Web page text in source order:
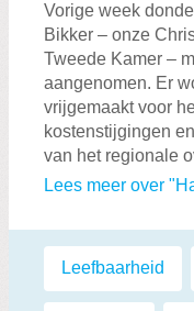
Vorige week
Bikker – onze
Tweede Kamer –
aangenomen. Er
vrijgemaakt voor
kostenstijgingen
van het regionale
Lees meer over
Labels:
Leefbaarheid